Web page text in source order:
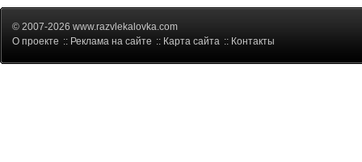
© 2007-2026 www.razvlekalovka.com
О проекте :: Реклама на сайте :: Карта сайта :: Контакты